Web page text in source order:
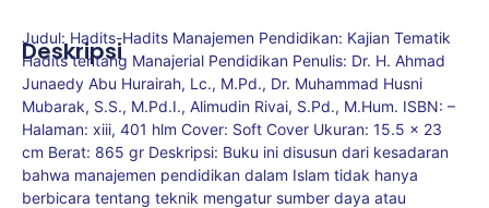
Deskripsi
Judul: Hadits-Hadits Manajemen Pendidikan: Kajian Tematik
Hadits tentang Manajerial Pendidikan Penulis: Dr. H. Ahmad
Junaedy Abu Hurairah, Lc., M.Pd., Dr. Muhammad Husni
Mubarak, S.S., M.Pd.I., Alimudin Rivai, S.Pd., M.Hum. ISBN: –
Halaman: xiii, 401 hlm Cover: Soft Cover Ukuran: 15.5 x 23
cm Berat: 865 gr Deskripsi: Buku ini disusun dari kesadaran
bahwa manajemen pendidikan dalam Islam tidak hanya
berbicara tentang teknik mengatur sumber daya atau